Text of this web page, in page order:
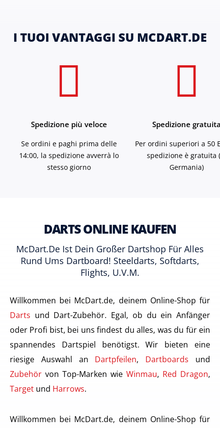
I TUOI VANTAGGI SU MCDART.DE
Spedizione più veloce
Se ordini e paghi prima delle
14:00, la spedizione avverrà lo
stesso giorno
Spedizione
Per ordini superiori a 50
spedizione è gratuita
Germania)
DARTS ONLINE KAUFEN
McDart.de Ist Dein Großer Dartshop Für Alles
Rund Ums Dartboard! Steeldarts, Softdarts,
Flights, U.v.m.
Willkommen bei McDart.de, deinem Online-Shop für
Darts und Dart-Zubehör. Egal, ob du ein Anfänger
oder Profi bist, bei uns findest du alles, was du für ein
spannendes Dartspiel benötigst. Wir bieten eine
riesige Auswahl an Dartpfeilen, Dartboards und
Zubehör von Top-Marken wie Winmau, Red Dragon,
Target und Harrows.
Willkommen bei McDart.de, deinem Online-Shop für